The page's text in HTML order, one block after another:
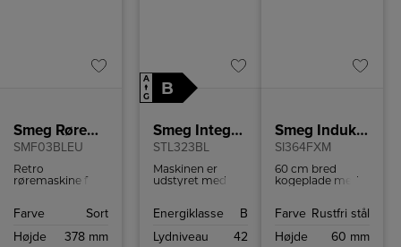
Smeg Røremaskine
SMF03BLEU
Retro
røremaskine fra
og
Farve
Sort
Højde
378 mm
A
↑
G
B
Smeg Integrerbar opvaskemaskine
STL323BL
Maskinen er
udstyret med
herunder Ekspres
program (-2 dB),
Energiklasse
B
Lydniveau
42
Smeg Induktionskogeplade
SI364FXM
60 cm bred
kogeplade med
effektiv
Farve Rustfri stål
Højde
60 mm